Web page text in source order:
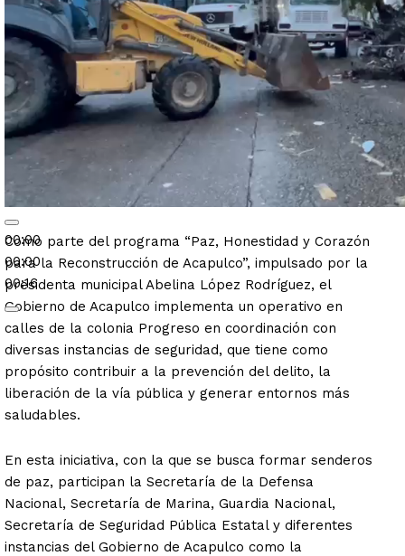
00:00
00:00
00:16
Como parte del programa “Paz, Honestidad y Corazón
para la Reconstrucción de Acapulco”, impulsado por la
presidenta municipal Abelina López Rodríguez, el
Gobierno de Acapulco implementa un operativo en
calles de la colonia Progreso en coordinación con
diversas instancias de seguridad, que tiene como
propósito contribuir a la prevención del delito, la
liberación de la vía pública y generar entornos más
saludables.
En esta iniciativa, con la que se busca formar senderos
de paz, participan la Secretaría de la Defensa
Nacional, Secretaría de Marina, Guardia Nacional,
Secretaría de Seguridad Pública Estatal y diferentes
instancias del Gobierno de Acapulco como la